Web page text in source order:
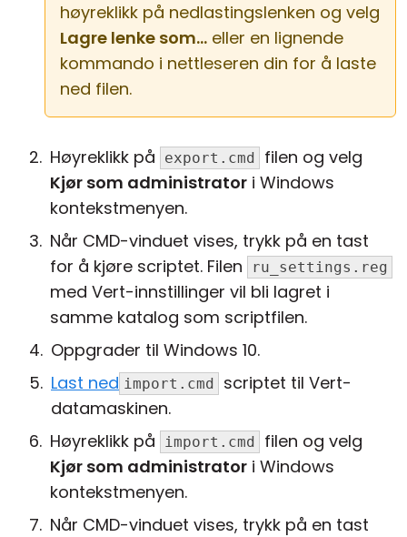
høyreklikk på nedlastingslenken og velg
Lagre lenke som... eller en lignende
kommando i nettleseren din for å laste
ned filen.
Høyreklikk på export.cmd
filen og velg
Kjør som administrator i Windows
kontekstmenyen.
Når CMD-vinduet vises, trykk på en tast
for å kjøre scriptet. Filen
ru_settings.reg
med Vert-innstillinger vil bli lagret i
samme katalog som scriptfilen.
Oppgrader til Windows 10.
Last ned import.cmd
scriptet til Vert-
datamaskinen.
Høyreklikk på
import.cmd
filen og velg
Kjør som administrator i Windows
kontekstmenyen.
Når CMD-vinduet vises, trykk på en tast